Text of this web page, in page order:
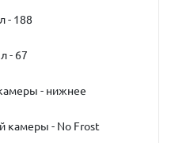
- 188
- 67
- нижнее
камеры - No Frost